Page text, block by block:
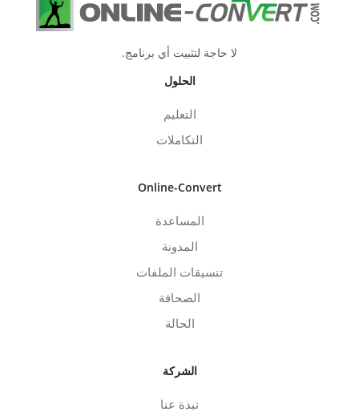
لا حاجة لتثبيت أي برنامج.
الحلول
التعليم
التكاملات
Online-Convert
المساعدة
المدونة
تنسيقات الملفات
الصحافة
الحالة
الشركة
نبذة عنا